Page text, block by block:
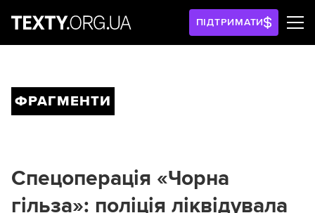
ПІДТРИМАТИ
ФРАГМЕНТИ
Спецоперація «Чорна
гільза»: поліція ліквідувала